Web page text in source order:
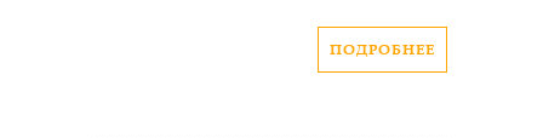
ПОДРОБНЕЕ